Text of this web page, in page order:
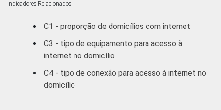
S
58,51 24,23
DF
Outras
Indicadores Relacionados
C1 - proporção de domicílios com internet
C3 - tipo de equipamento para acesso à
internet no domicílio
C4 - tipo de conexão para acesso à internet no
domicílio